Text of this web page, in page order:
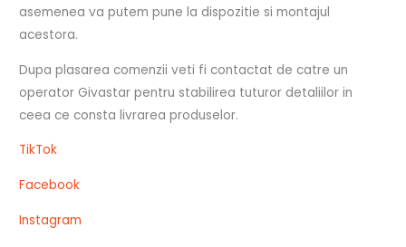
asemenea va putem pune la dispozitie si montajul
acestora.
Dupa plasarea comenzii veti fi contactat de catre un
operator Givastar pentru stabilirea tuturor detaliilor in
ceea ce consta livrarea produselor.
TikTok
Facebook
Instagram